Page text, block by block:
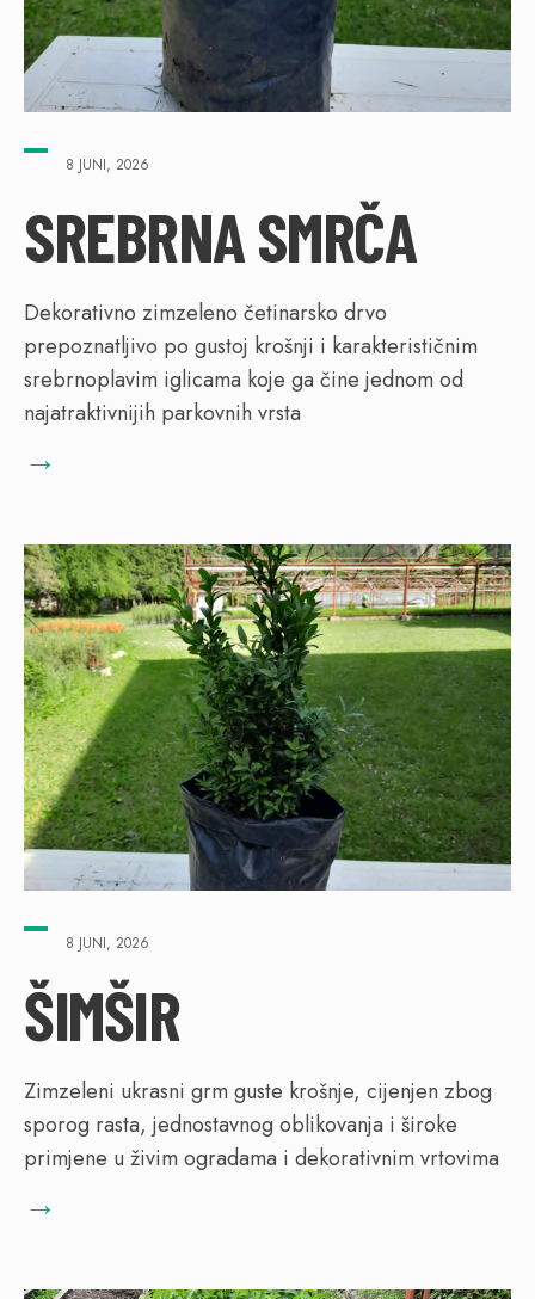
8 JUNI, 2026
SREBRNA SMRČA
Dekorativno zimzeleno četinarsko drvo
prepoznatljivo po gustoj krošnji i karakterističnim
srebrnoplavim iglicama koje ga čine jednom od
najatraktivnijih parkovnih vrsta
→
8 JUNI, 2026
ŠIMŠIR
Zimzeleni ukrasni grm guste krošnje, cijenjen zbog
sporog rasta, jednostavnog oblikovanja i široke
primjene u živim ogradama i dekorativnim vrtovima
→